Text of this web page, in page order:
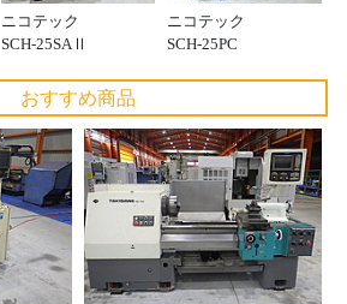
ニコテック
SCH-25SAⅡ
ニコテック
SCH-25PC
おすすめ商品